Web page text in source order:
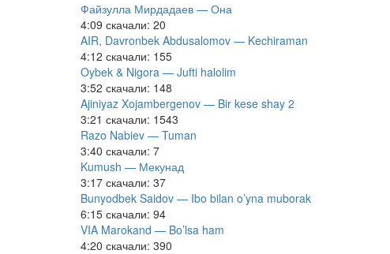
Файзулла Мирдадаев — Она
4:09 скачали: 20
AIR, Davronbek Abdusalomov — Kechiraman
4:12 скачали: 155
Oybek & Nigora — Jufti halolim
3:52 скачали: 148
Ajiniyaz Xojambergenov — Bir kese shay 2
3:21 скачали: 1543
Razo Nabiev — Tuman
3:40 скачали: 7
Kumush — Мекунад
3:17 скачали: 37
Bunyodbek Saidov — Ibo bilan o’yna muborak
6:15 скачали: 94
VIA Marokand — Bo’lsa ham
4:20 скачали: 390